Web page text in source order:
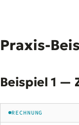
Praxis-
Beispiel 1 —
RECHNUNG